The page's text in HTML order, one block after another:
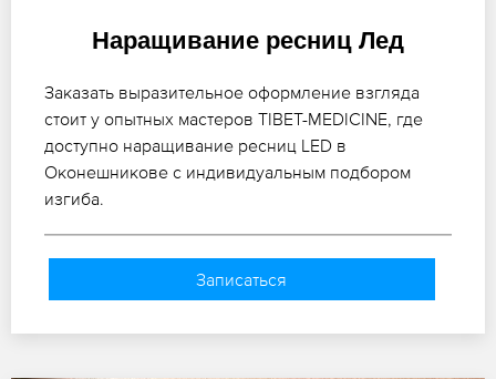
Наращивание ресниц Лед
Заказать выразительное оформление взгляда
стоит у опытных мастеров TIBET-MEDICINE, где
доступно наращивание ресниц LED в
Оконешникове с индивидуальным подбором
изгиба.
Записаться